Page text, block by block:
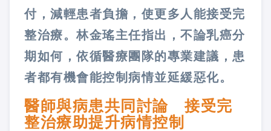
付，減輕患者負擔，使更多人能接受完
整治療。林金瑤主任指出，不論乳癌分
期如何，依循醫療團隊的專業建議，患
者都有機會能控制病情並延緩惡化。
醫師與病患共同討論 接受完
整治療助提升病情控制